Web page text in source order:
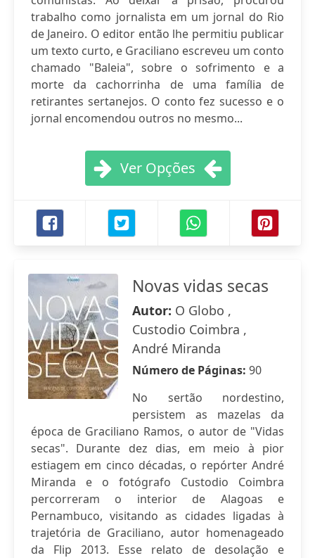
trabalho como jornalista em um jornal do Rio
de Janeiro. O editor então lhe permitiu publicar
um texto curto, e Graciliano escreveu um conto
chamado "Baleia", sobre o sofrimento e a
morte da cachorrinha de uma família de
retirantes sertanejos. O conto fez sucesso e o
jornal encomendou outros no mesmo...
Ver Opções
Novas vidas secas
Autor: O Globo ,
Custodio Coimbra ,
André Miranda
Número de Páginas: 90
No sertão nordestino,
persistem as mazelas da
época de Graciliano Ramos, o autor de "Vidas
secas". Durante dez dias, em meio à pior
estiagem em cinco décadas, o repórter André
Miranda e o fotógrafo Custodio Coimbra
percorreram o interior de Alagoas e
Pernambuco, visitando as cidades ligadas à
trajetória de Graciliano, autor homenageado
da Flip 2013. Esse relato de desolação e